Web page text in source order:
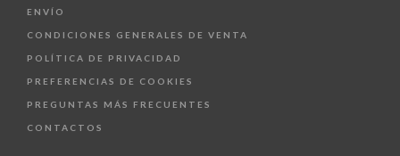
ENVÍO
CONDICIONES GENERALES DE VENTA
POLÍTICA DE PRIVACIDAD
PREFERENCIAS DE COOKIES
PREGUNTAS MÁS FRECUENTES
CONTACTOS